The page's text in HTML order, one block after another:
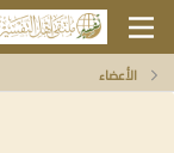
الأعضاء